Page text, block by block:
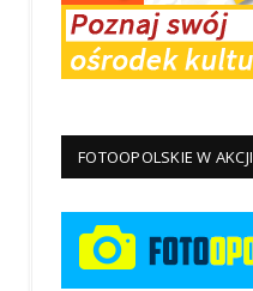
FOTOOPOLSKIE W AKCJI